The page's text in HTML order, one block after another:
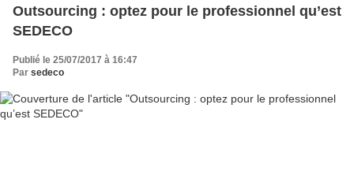
Outsourcing : optez pour le professionnel qu’est
SEDECO
Publié le 25/07/2017 à 16:47
Par sedeco